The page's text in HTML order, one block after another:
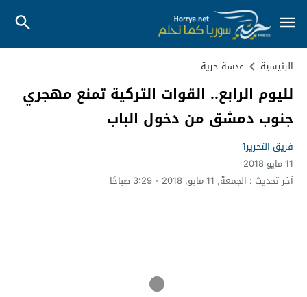
الرئيسية عدسة حرية
لليوم الرابع.. القوات التركية تمنع مهجري
جنوب دمشق من دخول الباب
فريق التحرير1
11 مايو 2018
آخر تحديث : الجمعة, 11 مايو, 2018 - 3:29 صباحًا